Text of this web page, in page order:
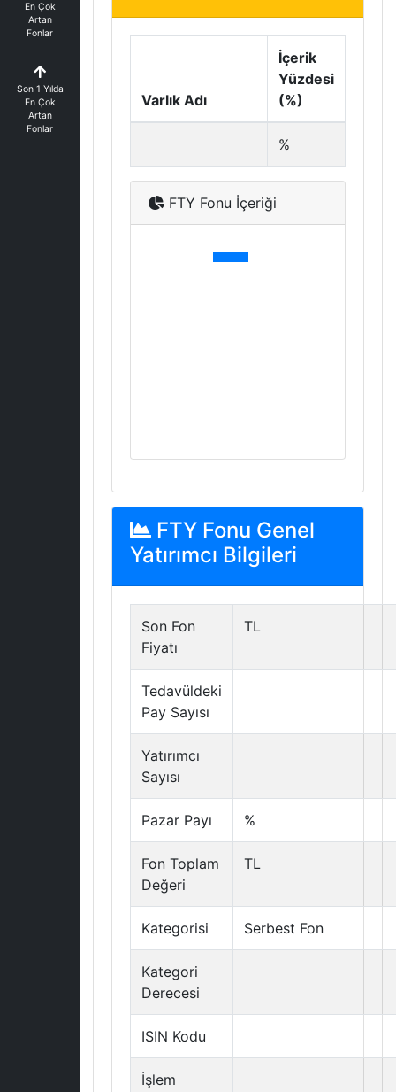
En Çok
Artan
Fonlar
Son 1 Yılda
En Çok
Artan
Fonlar
Varlık Adı
İçerik
Yüzdesi
(%)
%
FTY Fonu İçeriği
FTY Fonu Genel
Yatırımcı Bilgileri
Son Fon
Fiyatı
TL
Tedavüldeki
Pay Sayısı
Yatırımcı
Sayısı
Pazar Payı %
Fon Toplam
Değeri
TL
Kategorisi Serbest Fon
Kategori
Derecesi
ISIN Kodu
İşlem